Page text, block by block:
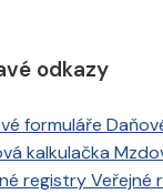
odkazy
Veřejné